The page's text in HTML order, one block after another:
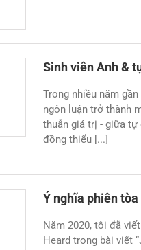
Sinh viên Anh &
Trong nhiều năm
ngôn luận trở thành
thuẫn giá trị - giữa
đồng thiểu [...]
Ý nghĩa phiên
Năm 2020, tôi đã
Heard trong bài viết